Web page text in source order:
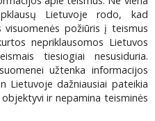
Lietuvoje rodo, kad
požiūris į teismus
nepriklausomos Lietuvos
tiesiogiai nesusiduria.
užtenka informacijos
Lietuvoje dažniausiai pateikia
ir nepamina teisminės